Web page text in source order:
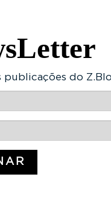
publicações do